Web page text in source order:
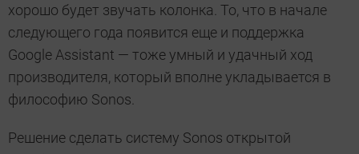
хорошо будет звучать колонка. То, что в начале
следующего года появится еще и поддержка
Google Assistant — тоже умный и удачный ход
производителя, который вполне укладывается в
философию Sonos.
Решение сделать систему Sonos открытой